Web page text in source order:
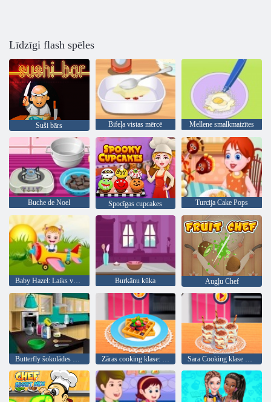
Līdzīgi flash spēles
Suši bārs Bifeļa vistas mērcē Mellene smalkmaizītes
Buche de Noel Spocīgas cupcakes Turcija Cake Pops
Baby Hazel: Laiks vakariņām Burkānu kūka Augļu Chef
Butterfly šokolādes kūka: Cooking ar Emma Zāras cooking klase: French Toast Vafeles Sara Cooking klase Tiramisu Cup